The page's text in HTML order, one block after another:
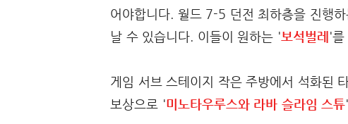
어야합니다. 월드 7-5 던전 최하층을 진행
날 수 있습니다. 이들이 원하는 '보석벌레 '를
게임 서브 스테이지 작은 주방에서 석화된
보상으로 '미노타우루스와 라바 슬라임 스튜